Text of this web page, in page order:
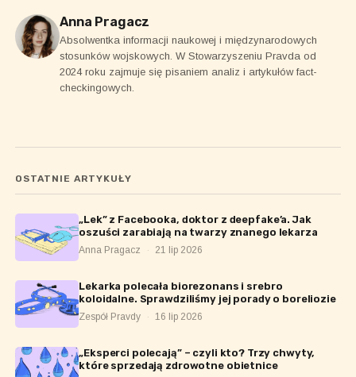
Anna Pragacz
Absolwentka informacji naukowej i międzynarodowych
stosunków wojskowych. W Stowarzyszeniu Pravda od
2024 roku zajmuje się pisaniem analiz i artykułów fact-
checkingowych.
OSTATNIE ARTYKUŁY
„Lek” z Facebooka, doktor z deepfake’a. Jak
oszuści zarabiają na twarzy znanego lekarza
Anna Pragacz · 21 lip 2026
Lekarka polecała biorezonans i srebro
koloidalne. Sprawdziliśmy jej porady o boreliozie
Zespół Pravdy · 16 lip 2026
„Eksperci polecają” – czyli kto? Trzy chwyty,
które sprzedają zdrowotne obietnice